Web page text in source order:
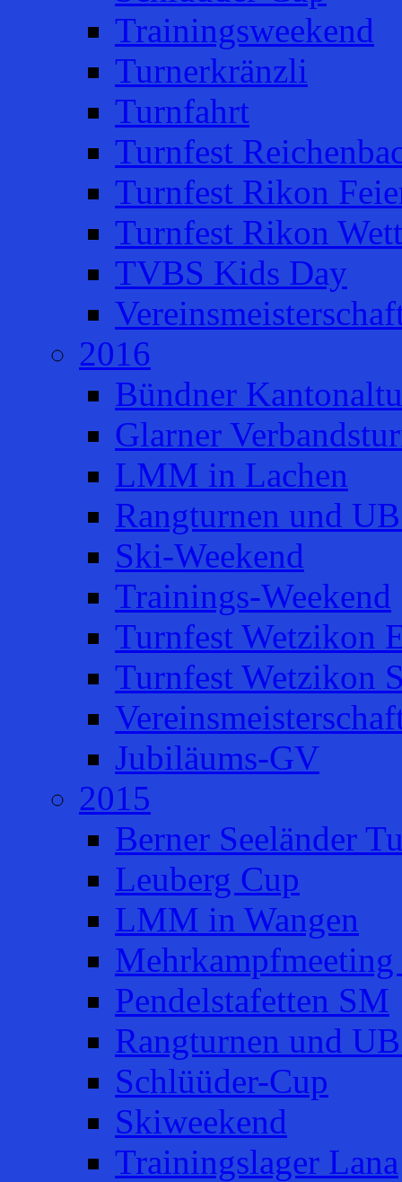
Trainingsweekend
Turnerkränzli
Turnfahrt
Turnfest
Turnfest Rikon
Turnfest Rikon
TVBS Kids Day
2016
Bündner
Glarner
LMM in Lachen
Rangturnen und
Ski-Weekend
Trainings-Weekend
Turnfest Wetzikon
Turnfest Wetzikon
Jubiläums-GV
2015
Berner Seeländer
Leuberg Cup
LMM in Wangen
Pendelstafetten SM
Rangturnen und
Schlüüder-Cup
Skiweekend
Trainingslager Lana